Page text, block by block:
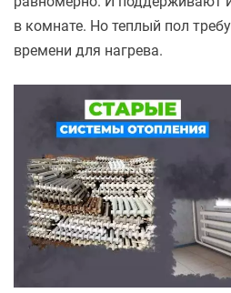
в комнате. Но теплый пол
времени для нагрева.